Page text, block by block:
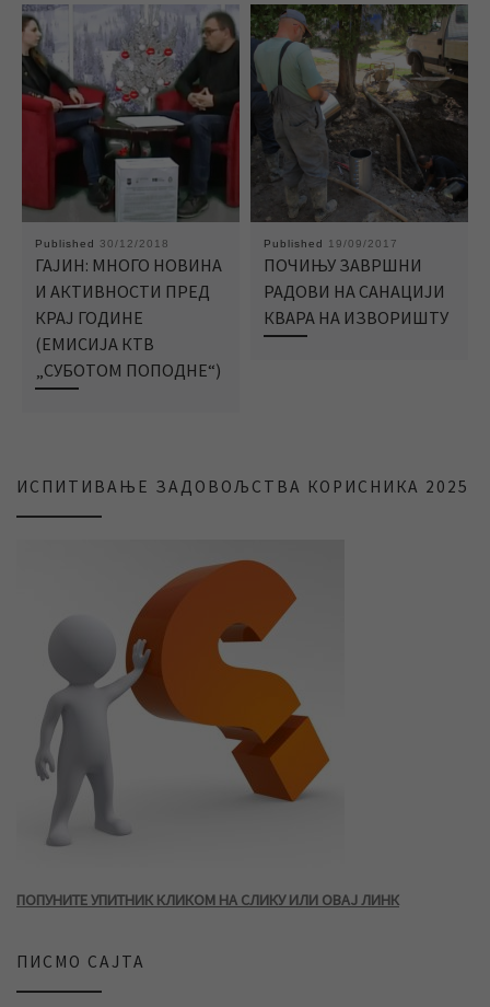
Published 30/12/2018
ГАЈИН: МНОГО НОВИНА
И АКТИВНОСТИ ПРЕД
КРАЈ ГОДИНЕ
(ЕМИСИЈА КТВ
„СУБОТОМ ПОПОДНЕ“)
Published 19/09/2017
ПОЧИЊУ ЗАВРШНИ
РАДОВИ НА САНАЦИЈИ
КВАРА НА ИЗВОРИШТУ
ИСПИТИВАЊЕ ЗАДОВОЉСТВА КОРИСНИКА 2025
ПОПУНИТЕ УПИТНИК КЛИКОМ НА СЛИКУ ИЛИ ОВАЈ ЛИНК
ПИСМО САЈТА